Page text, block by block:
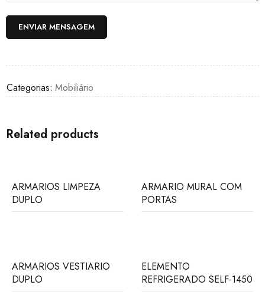
Categorias: Mobiliário
Related products
ARMARIOS LIMPEZA
DUPLO
ARMARIO MURAL COM
PORTAS
ARMARIOS VESTIARIO
DUPLO
ELEMENTO
REFRIGERADO SELF-1450